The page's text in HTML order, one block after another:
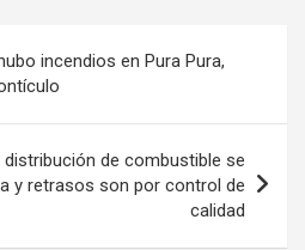
incendios en Pura Pura,
de combustible se
y retrasos son por control de
calidad